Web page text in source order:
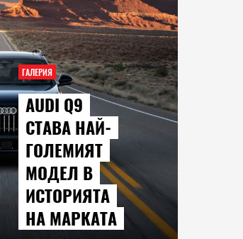
ГАЛЕРИЯ
AUDI Q9
СТАВА НАЙ-
ГОЛЕМИЯТ
МОДЕЛ В
ИСТОРИЯТА
НА МАРКАТА